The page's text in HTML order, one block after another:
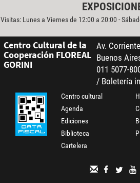
Visitas: Lunes a Viernes de 12:00 a 20:00 -
Centro Cultural de la
Cooperación FLOREAL
GORINI
Av.
Buenos
011 5077-
/ Boletería
Centro cultural
Agenda
Ediciones
Biblioteca
Cartelera